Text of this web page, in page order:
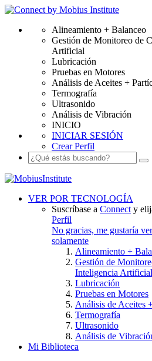
Alineamiento + Balanceo
Gestión de Monitoreo de
Artificial
Lubricación
Pruebas en Motores
Análisis de Aceites +
Termografía
Ultrasonido
Análisis de Vibración
INICIO
INICIAR SESIÓN
Crear Perfil
VER POR TECNOLOGÍA
Suscríbase a Connect y
Perfil
No gracias, me gustaría
solamente
Alineamiento +
Gestión de
Inteligencia Artificial
Lubricación
Pruebas en Motores
Análisis de Aceites
Termografía
Ultrasonido
Análisis de
Mi Biblioteca